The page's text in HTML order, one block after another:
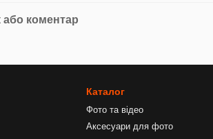
або коментар
Каталог
Фото та відео
Аксесуари для фото